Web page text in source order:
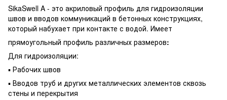
SikaSwell A - это акриловый профиль для гидроизоляции
швов и вводов коммуникаций в бетонных конструкциях,
который набухает при контакте с водой. Имеет
прямоугольный профиль различных размеров:
Для гидроизоляции:
▪ Рабочих швов
▪ Вводов труб и других металлических элементов сквозь
стены и перекрытия